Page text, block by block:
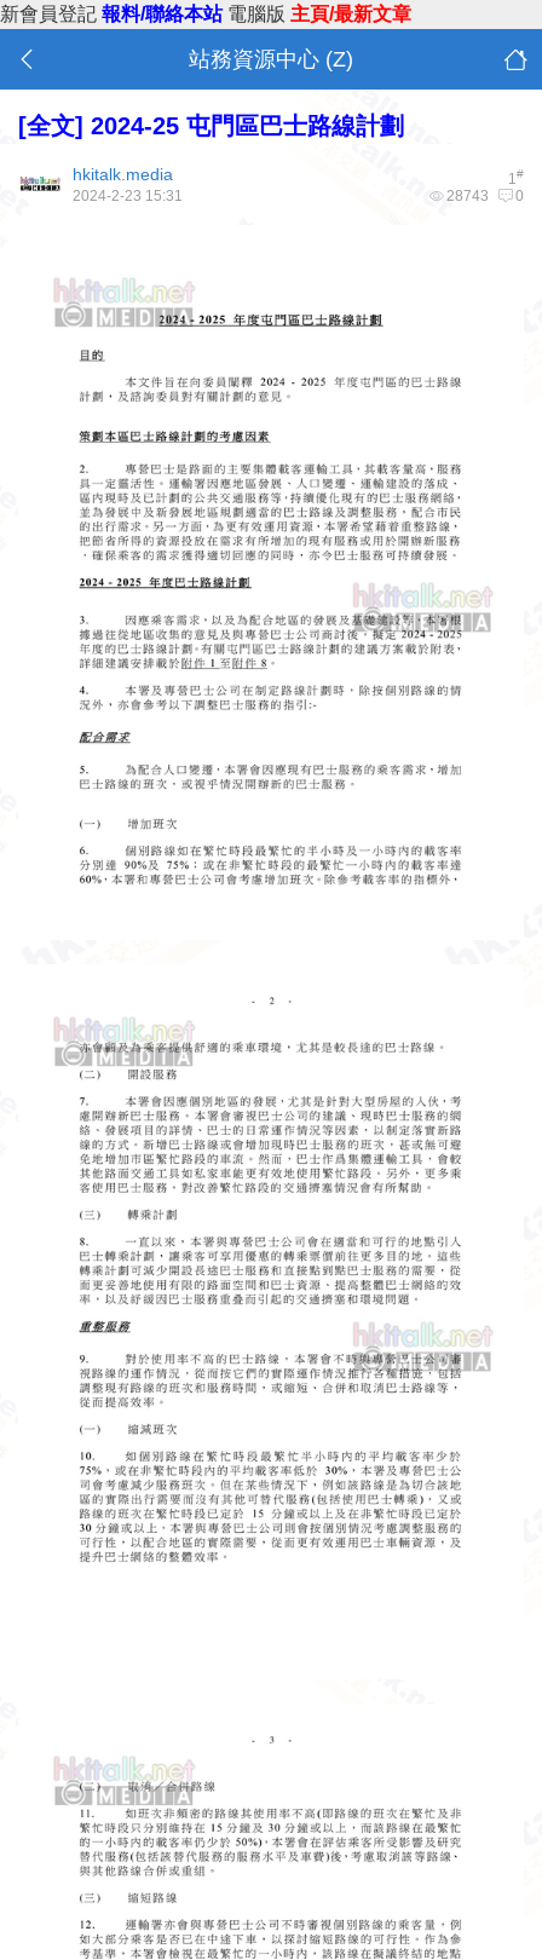
新會員登記 報料/聯絡本站 電腦版 主頁/最新文章
站務資源中心 (Z)
[全文] 2024-25 屯門區巴士路線計劃
1#
hkitalk.media
28743 0
2024-2-23 15:31